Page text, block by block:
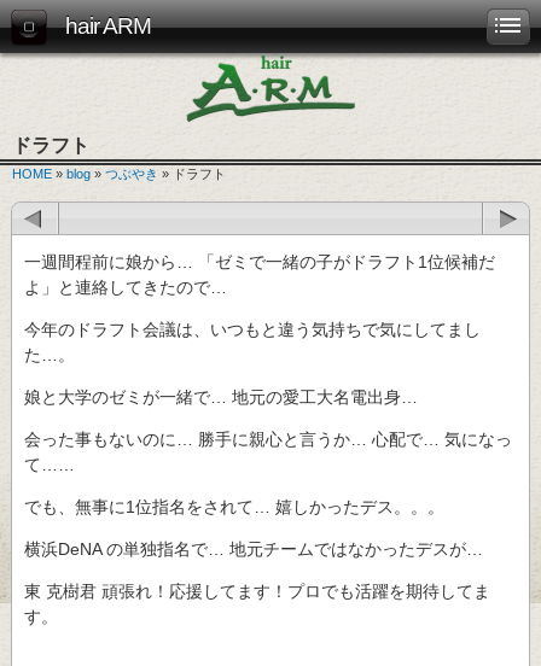
hair ARM
ドラフト
HOME » blog » つぶやき » ドラフト
一週間程前に娘から… 「ゼミで一緒の子がドラフト1位候補だ
よ」と連絡してきたので…
今年のドラフト会議は、いつもと違う気持ちで気にしてまし
た…。
娘と大学のゼミが一緒で… 地元の愛工大名電出身…
会った事もないのに… 勝手に親心と言うか… 心配で… 気になっ
て……
でも、無事に1位指名をされて… 嬉しかったデス。。。
横浜DeNA の単独指名で… 地元チームではなかったデスが…
東 克樹君 頑張れ！応援してます！プロでも活躍を期待してま
す。